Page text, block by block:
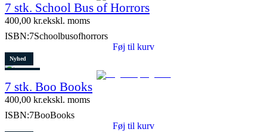
7 stk. School Bus of Horrors
400,00 kr.ekskl. moms
ISBN:7Schoolbusofhorrors
Føj til kurv
Nyhed
2 stk. tilbage
7 stk. Boo Books
400,00 kr.ekskl. moms
ISBN:7BooBooks
Føj til kurv